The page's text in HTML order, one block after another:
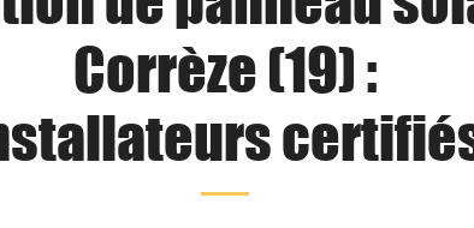
Corrèze (19) :